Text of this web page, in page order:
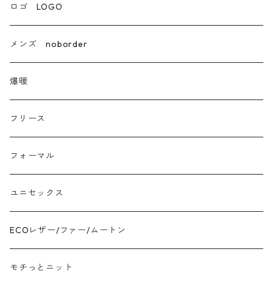
エコレザー合成皮革
カシミア
ラクーン フェレット フォックス
モヘア
モチッとニット
ツイード
ジャガード
接触冷感
ロゴ LOGO
メンズ noborder
爆暖
フリース
フォーマル
ユニセックス
ECOレザー/ファー/ムートン
モチっとニット